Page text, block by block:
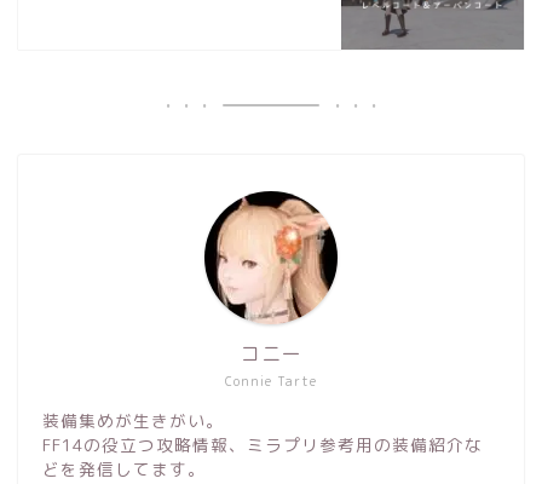
Connie Tarte
コニー
装備集めが生きがい。
FF14の役立つ攻略情報、ミラプリ参考用の装備紹介な
どを発信してます。